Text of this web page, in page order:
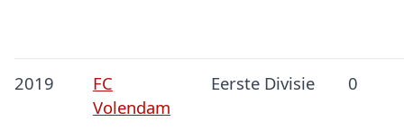
2019
FC
Volendam
Eerste Divisie 0